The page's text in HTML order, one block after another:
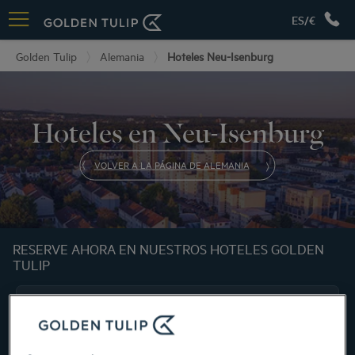
ES/€
Golden Tulip Alemania Hoteles Neu-Isenburg
Hoteles en Neu-Isenburg
VOLVER A LA PÁGINA DE ALEMANIA
RESERVE AHORA EN NUESTROS HOTELES GOLDEN
TULIP